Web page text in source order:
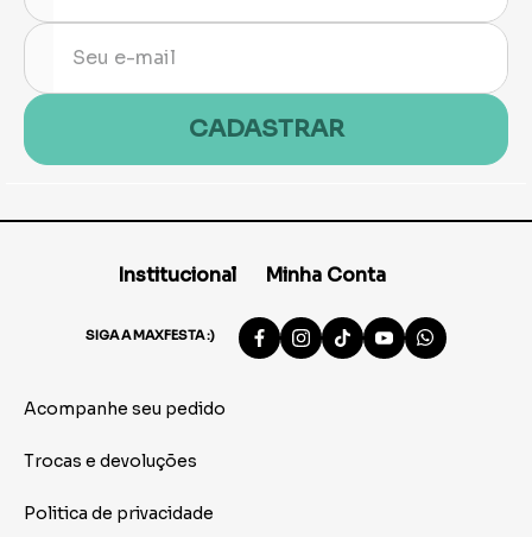
CADASTRAR
Institucional Minha Conta
SIGA A MAXFESTA :)
Acompanhe seu pedido
Trocas e devoluções
Politica de privacidade